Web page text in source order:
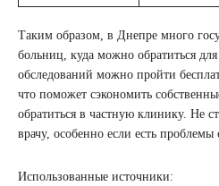
Таким образом, в Днепре много
больниц, куда можно обратиться
обследований можно пройти
что поможет сэкономить
обратиться в частную клинику. Не
врачу, особенно если есть проблемы
Использованные источники: